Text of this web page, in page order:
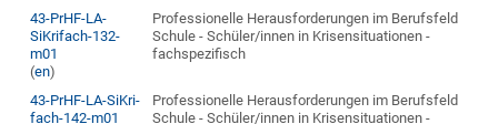
43-PrHF-LA-
SiKrifach-132-
m01
(en)
Professionelle Herausforderungen im Berufsfeld
Schule - Schüler/innen in Krisensituationen -
fachspezifisch
43-PrHF-LA-SiKri-
fach-142-m01
Professionelle Herausforderungen im Berufsfeld
Schule - Schüler/innen in Krisensituationen -